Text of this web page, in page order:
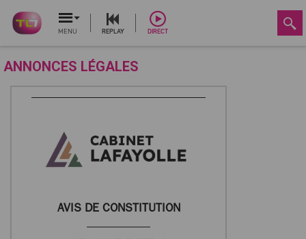
MENU REPLAY DIRECT
ANNONCES LÉGALES
AVIS DE CONSTITUTION